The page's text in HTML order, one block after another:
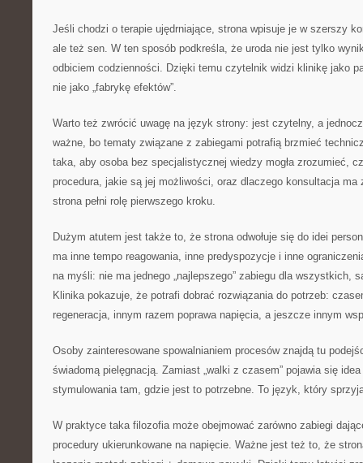
Jeśli chodzi o terapie ujędrniające, strona wpisuje je w szerszy
ale też sen. W ten sposób podkreśla, że uroda nie jest tylko
odbiciem codzienności. Dzięki temu czytelnik widzi klinikę jako
nie jako „fabrykę efektów”.
Warto też zwrócić uwagę na język strony: jest czytelny, a
ważne, bo tematy związane z zabiegami potrafią brzmieć
taka, aby osoba bez specjalistycznej wiedzy mogła zrozumieć,
procedura, jakie są jej możliwości, oraz dlaczego konsultacja ma
strona pełni rolę pierwszego kroku.
Dużym atutem jest także to, że strona odwołuje się do idei
ma inne tempo reagowania, inne predyspozycje i inne
na myśli: nie ma jednego „najlepszego” zabiegu dla wszystkich,
Klinika pokazuje, że potrafi dobrać rozwiązania do potrzeb:
regeneracja, innym razem poprawa napięcia, a jeszcze innym
Osoby zainteresowane spowalnianiem procesów znajdą tu
świadomą pielęgnacją. Zamiast „walki z czasem” pojawia się
stymulowania tam, gdzie jest to potrzebne. To język, który
W praktyce taka filozofia może obejmować zarówno zabiegi
procedury ukierunkowane na napięcie. Ważne jest też to, że